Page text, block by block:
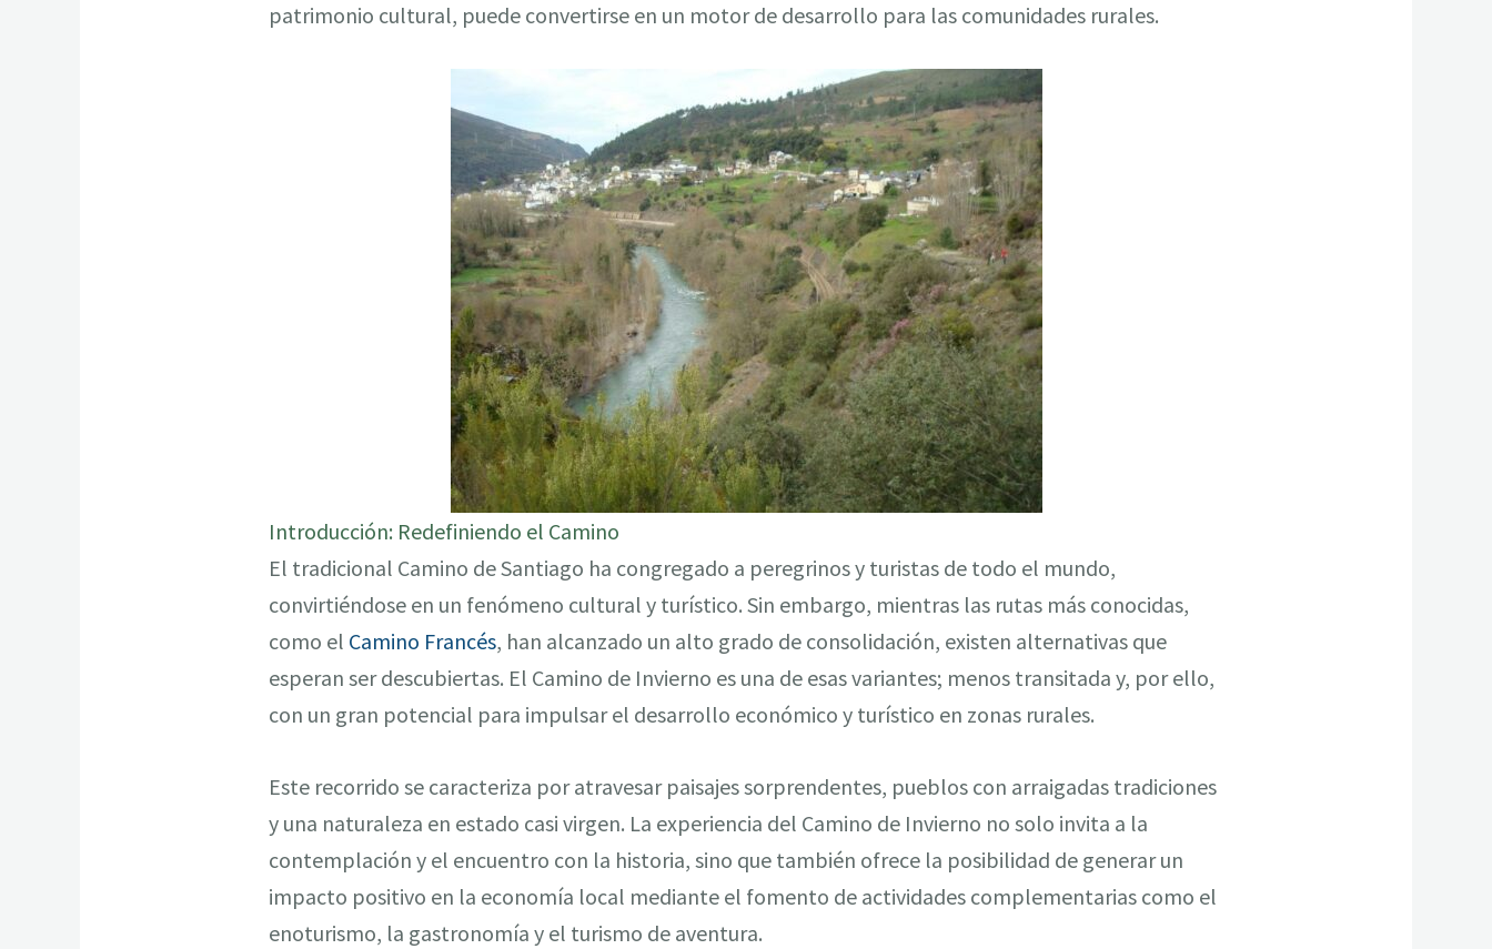
patrimonio cultural, puede convertirse en un motor de desarrollo para las comunidades rurales.
Introducción: Redefiniendo el Camino
El tradicional Camino de Santiago ha congregado a peregrinos y turistas de todo el mundo,
convirtiéndose en un fenómeno cultural y turístico. Sin embargo, mientras las rutas más conocidas,
como el Camino Francés, han alcanzado un alto grado de consolidación, existen alternativas que
esperan ser descubiertas. El Camino de Invierno es una de esas variantes; menos transitada y, por ello,
con un gran potencial para impulsar el desarrollo económico y turístico en zonas rurales.
Este recorrido se caracteriza por atravesar paisajes sorprendentes, pueblos con arraigadas tradiciones
y una naturaleza en estado casi virgen. La experiencia del Camino de Invierno no solo invita a la
contemplación y el encuentro con la historia, sino que también ofrece la posibilidad de generar un
impacto positivo en la economía local mediante el fomento de actividades complementarias como el
enoturismo, la gastronomía y el turismo de aventura.